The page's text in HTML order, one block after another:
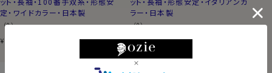
定・ワイドカラー・日本製
（0）
¥
ラー・日本製
（0）
¥6,600 税込